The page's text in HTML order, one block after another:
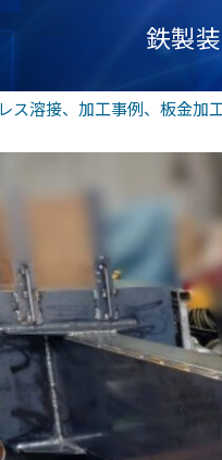
鉄製
ス溶接、加工事例、板金加